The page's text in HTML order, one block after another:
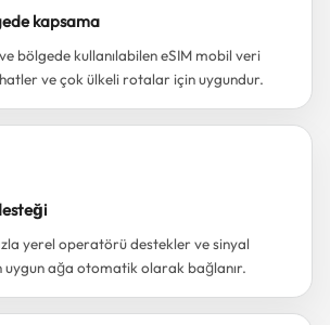
kapsama
bölgede kullanılabilen eSIM mobil veri
ve çok ülkeli rotalar için uygundur.
yerel operatörü destekler ve sinyal
uygun ağa otomatik olarak bağlanır.